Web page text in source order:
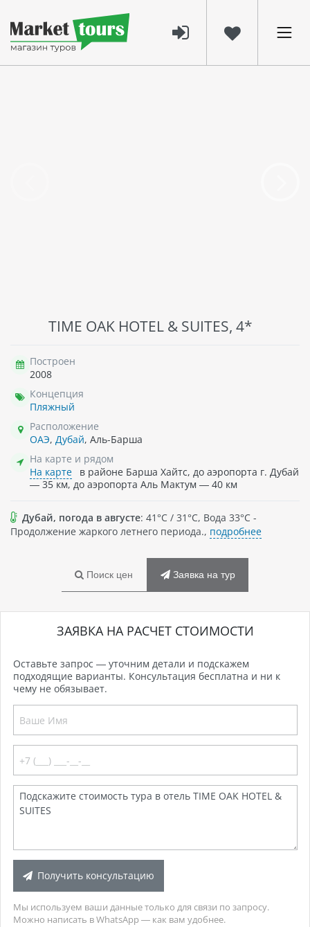
TIME OAK HOTEL & SUITES, 4*
Построен
2008
Концепция
Пляжный
Расположение
ОАЭ, Дубай, Аль-Барша
На карте и рядом
На карте
в районе Барша Хайтс, до аэропорта г. Дубай
— 35 км, до аэропорта Аль Мактум — 40 км
Дубай, погода в августе: 41°C / 31°C, Вода 33°C -
Продолжение жаркого летнего периода., подробнее
Поиск цен Заявка на тур
ЗАЯВКА НА РАСЧЕТ СТОИМОСТИ
Оставьте запрос — уточним детали и подскажем
подходящие варианты. Консультация бесплатна и ни к
чему не обязывает.
Получить консультацию
Мы используем ваши данные только для связи по запросу.
Можно написать в WhatsApp — как вам удобнее.